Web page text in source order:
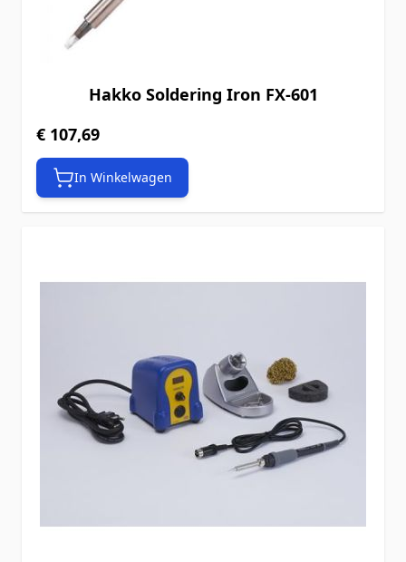
Hakko Soldering Iron FX-601
€ 107,69
In Winkelwagen